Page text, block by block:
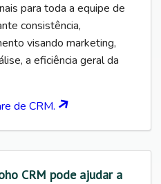
para toda a equipe de
consistência,
visando marketing,
a eficiência geral da
de CRM.
CRM pode ajudar a